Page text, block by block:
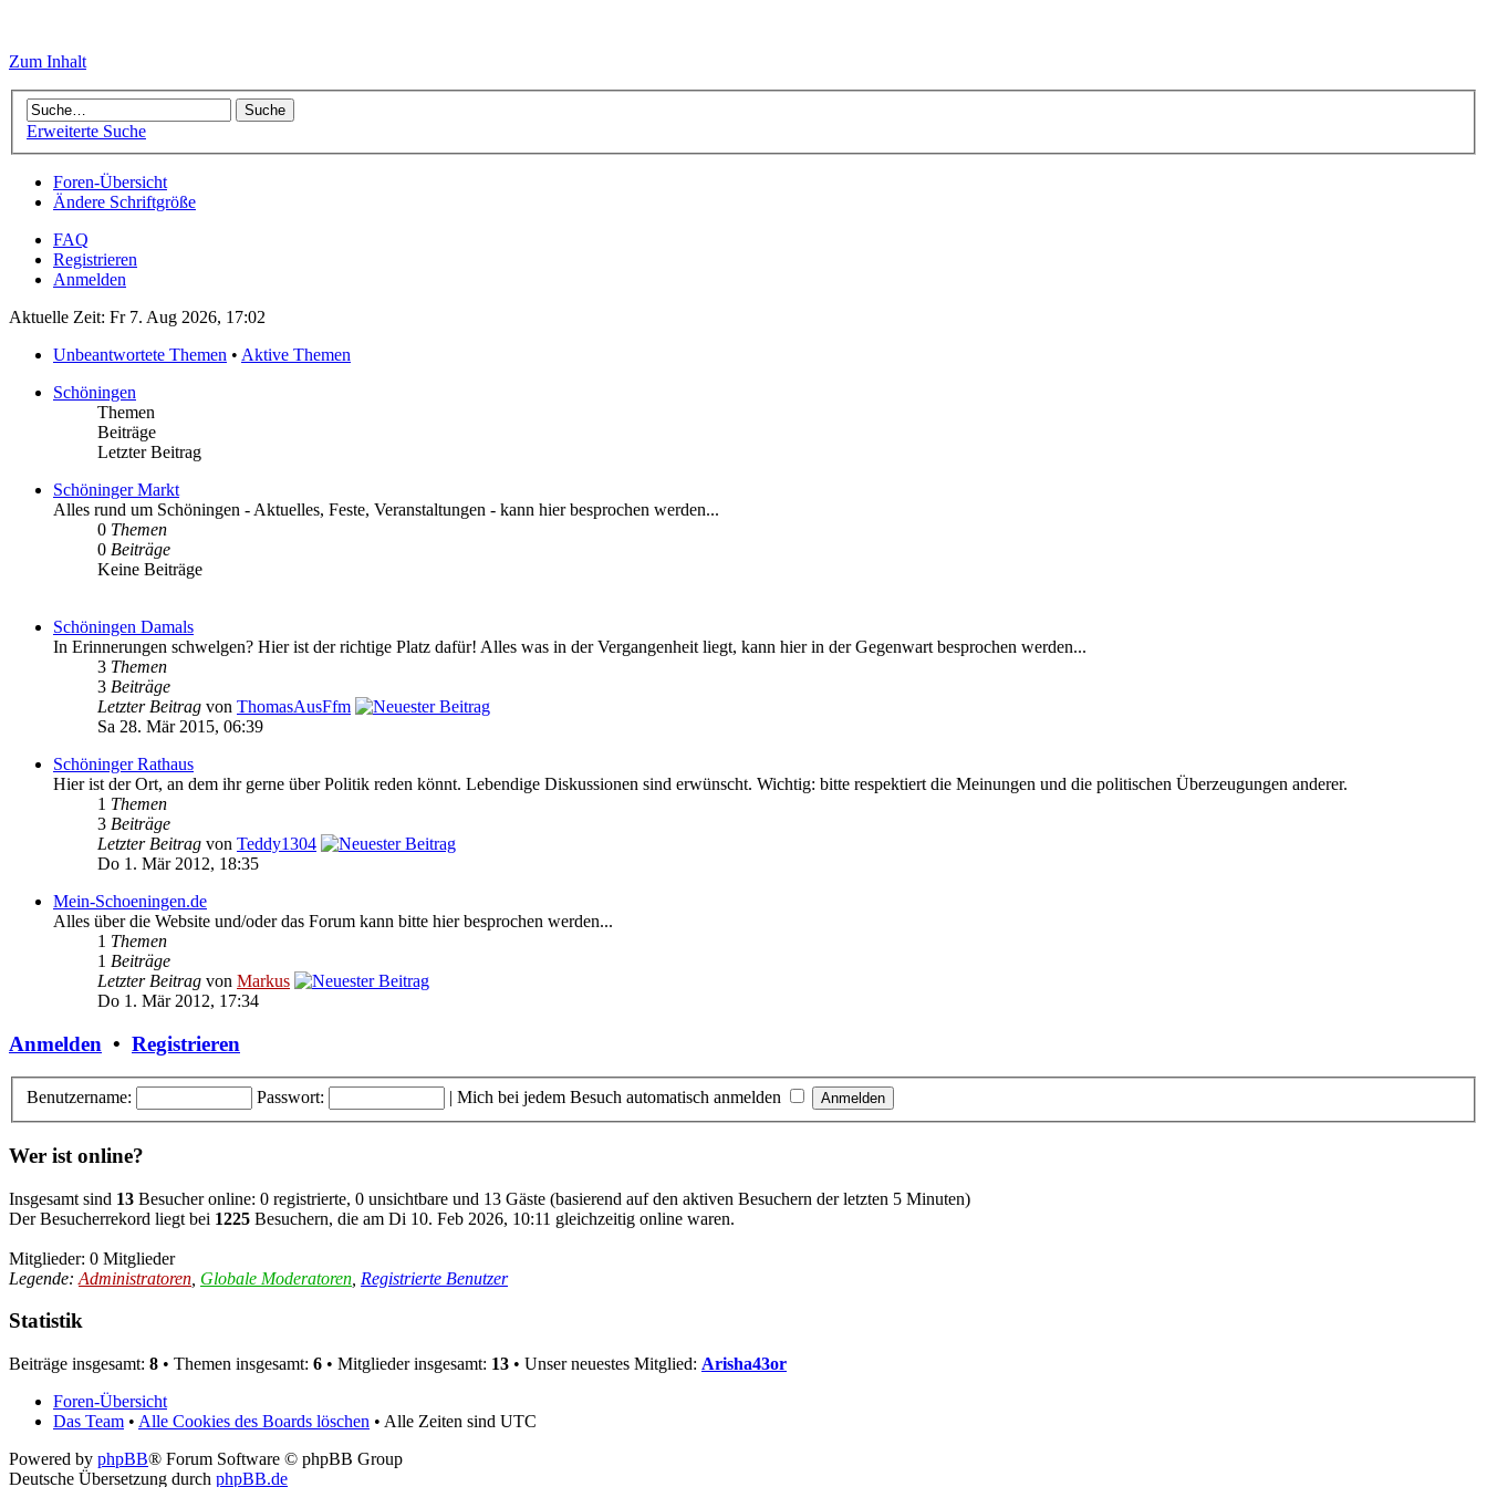
Zum Inhalt
Erweiterte Suche
Foren-Übersicht
Ändere Schriftgröße
FAQ
Registrieren
Anmelden
Aktuelle Zeit: Fr 7. Aug 2026, 17:02
Unbeantwortete Themen • Aktive Themen
Schöningen
Themen
Beiträge
Letzter Beitrag
Schöninger Markt
Alles rund um Schöningen - Aktuelles, Feste, Veranstaltungen - kann hier besprochen werden...
0 Themen
0 Beiträge
Keine Beiträge
Schöningen Damals
In Erinnerungen schwelgen? Hier ist der richtige Platz dafür! Alles was in der Vergangenheit liegt, kann hier in der Gegenwart besprochen werden...
3 Themen
3 Beiträge
Letzter Beitrag von ThomasAusFfm
Sa 28. Mär 2015, 06:39
Schöninger Rathaus
Hier ist der Ort, an dem ihr gerne über Politik reden könnt. Lebendige Diskussionen sind erwünscht. Wichtig: bitte respektiert die Meinungen und die politischen Überzeugungen anderer.
1 Themen
3 Beiträge
Letzter Beitrag von Teddy1304
Do 1. Mär 2012, 18:35
Mein-Schoeningen.de
Alles über die Website und/oder das Forum kann bitte hier besprochen werden...
1 Themen
1 Beiträge
Letzter Beitrag von Markus
Do 1. Mär 2012, 17:34
Anmelden • Registrieren
Benutzername: Passwort: | Mich bei jedem Besuch automatisch anmelden
Wer ist online?
Insgesamt sind 13 Besucher online: 0 registrierte, 0 unsichtbare und 13 Gäste (basierend auf den aktiven Besuchern der letzten 5 Minuten)
Der Besucherrekord liegt bei 1225 Besuchern, die am Di 10. Feb 2026, 10:11 gleichzeitig online waren.
Mitglieder: 0 Mitglieder
Legende: Administratoren Globale Moderatoren Registrierte Benutzer
Statistik
Beiträge insgesamt: 8 • Themen insgesamt: 6 • Mitglieder insgesamt: 13 • Unser neuestes Mitglied: Arisha43or
Foren-Übersicht
Das Team • Alle Cookies des Boards löschen • Alle Zeiten sind UTC
Powered by phpBB® Forum Software © phpBB Group
Deutsche Übersetzung durch phpBB.de